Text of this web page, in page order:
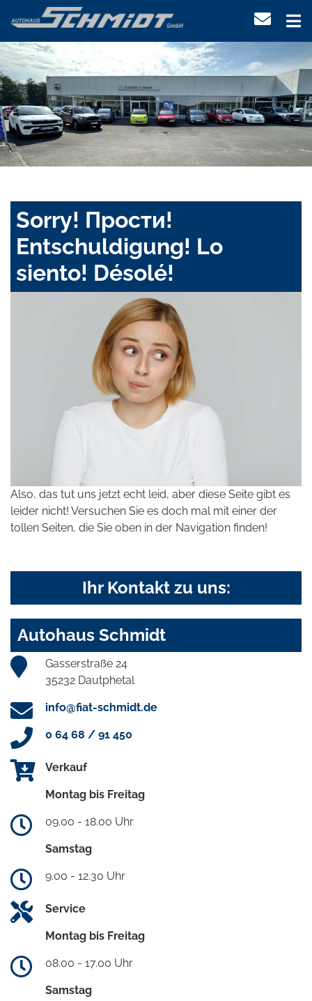
Sorry! Прости!
Entschuldigung! Lo
siento! Désolé!
Also, das tut uns jetzt echt leid, aber diese Seite gibt es
leider nicht! Versuchen Sie es doch mal mit einer der
tollen Seiten, die Sie oben in der Navigation finden!
Ihr Kontakt zu uns:
Autohaus Schmidt
Gasserstraße 24
35232 Dautphetal
info@fiat-schmidt.de
0 64 68 / 91 450
Verkauf
Montag bis Freitag
09.00 - 18.00 Uhr
Samstag
9.00 - 12.30 Uhr
Service
Montag bis Freitag
08.00 - 17.00 Uhr
Samstag